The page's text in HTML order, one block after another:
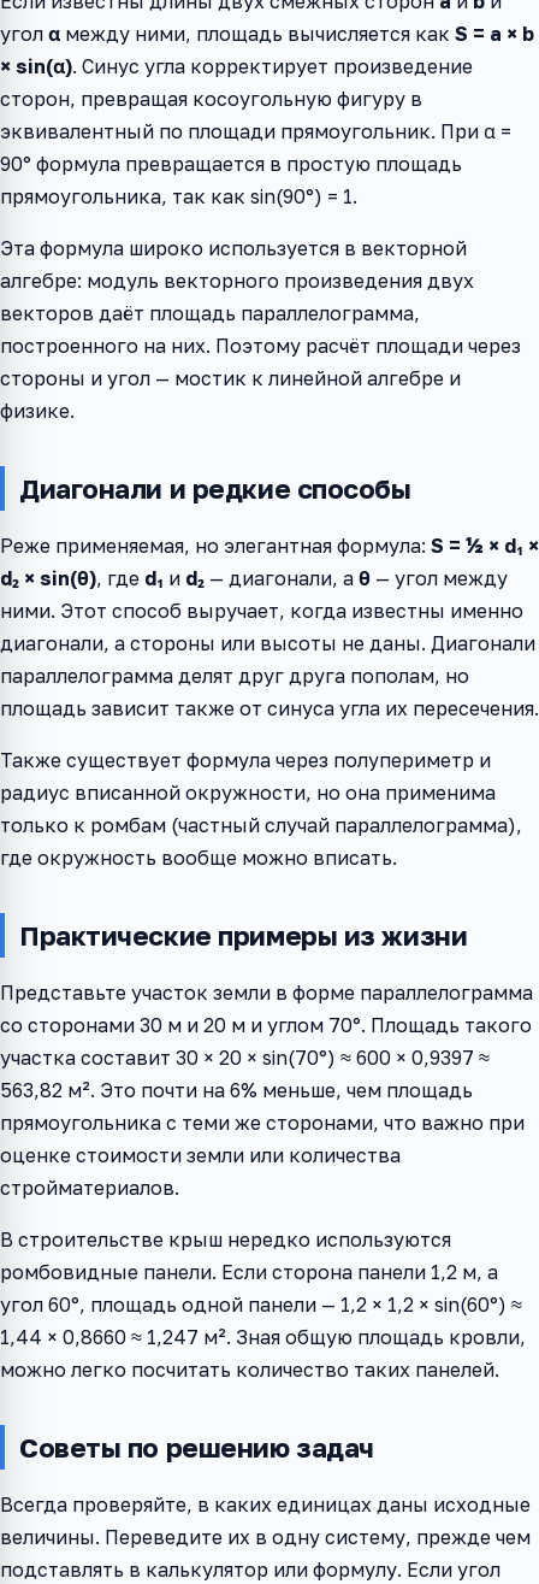
угол α между ними, площадь вычисляется как S = a × b
× sin(α). Синус угла корректирует произведение
сторон, превращая косоугольную фигуру в
эквивалентный по площади прямоугольник. При α =
90° формула превращается в простую площадь
прямоугольника, так как sin(90°) = 1.
Эта формула широко используется в векторной
алгебре: модуль векторного произведения двух
векторов даёт площадь параллелограмма,
построенного на них. Поэтому расчёт площади через
стороны и угол — мостик к линейной алгебре и
физике.
Диагонали и редкие способы
Реже применяемая, но элегантная формула: S = ½ × d₁ ×
d₂ × sin(θ), где d₁ и d₂ — диагонали, а θ — угол между
ними. Этот способ выручает, когда известны именно
диагонали, а стороны или высоты не даны. Диагонали
параллелограмма делят друг друга пополам, но
площадь зависит также от синуса угла их пересечения.
Также существует формула через полупериметр и
радиус вписанной окружности, но она применима
только к ромбам (частный случай параллелограмма),
где окружность вообще можно вписать.
Практические примеры из жизни
Представьте участок земли в форме параллелограмма
со сторонами 30 м и 20 м и углом 70°. Площадь такого
участка составит 30 × 20 × sin(70°) ≈ 600 × 0,9397 ≈
563,82 м². Это почти на 6% меньше, чем площадь
прямоугольника с теми же сторонами, что важно при
оценке стоимости земли или количества
стройматериалов.
В строительстве крыш нередко используются
ромбовидные панели. Если сторона панели 1,2 м, а
угол 60°, площадь одной панели — 1,2 × 1,2 × sin(60°) ≈
1,44 × 0,8660 ≈ 1,247 м². Зная общую площадь кровли,
можно легко посчитать количество таких панелей.
Советы по решению задач
Всегда проверяйте, в каких единицах даны исходные
величины. Переведите их в одну систему, прежде чем
подставлять в калькулятор или формулу. Если угол